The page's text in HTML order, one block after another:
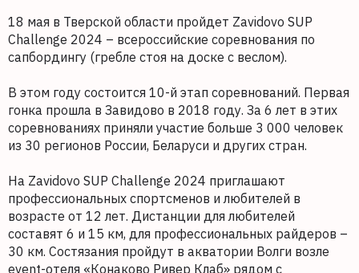
18 мая в Тверской области пройдет Zavidovo SUP
Challenge 2024 – всероссийские соревнования по
сапбордингу (гребле стоя на доске с веслом).
В этом году состоится 10-й этап соревнований. Первая
гонка прошла в Завидово в 2018 году. За 6 лет в этих
соревнованиях приняли участие больше 3 000 человек
из 30 регионов России, Беларуси и других стран.
На Zavidovo SUP Challenge 2024 приглашают
профессиональных спортсменов и любителей в
возрасте от 12 лет. Дистанции для любителей
составят 6 и 15 км, для профессиональных райдеров –
30 км. Состязания пройдут в акватории Волги возле
event-отеля «Конаково Ривер Клаб» рядом с